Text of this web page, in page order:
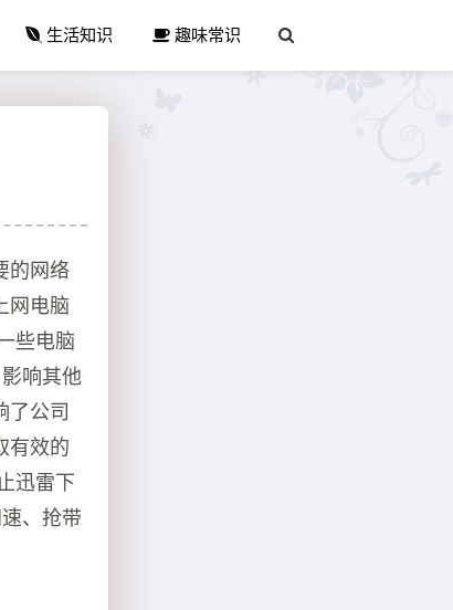
生活知识 趣味常识
的网络
网电脑
些电脑
响其他
了公司
有效的
迅雷下
、抢带